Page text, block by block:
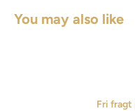
You may also like
Fri fragt